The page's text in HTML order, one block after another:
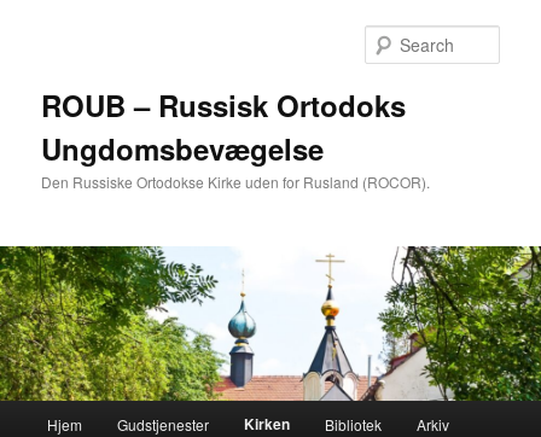
ROUB – Russisk Ortodoks
Ungdomsbevægelse
Den Russiske Ortodokse Kirke uden for Rusland (ROCOR).
Hjem Gudstjenester Kirken Bibliotek Arkiv